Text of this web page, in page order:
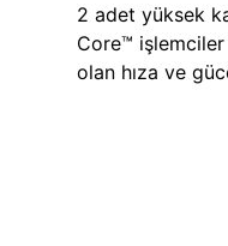
2 adet yüksek
Core™
olan hıza ve